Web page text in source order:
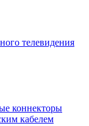
телевидения
коннекторы
кабелем